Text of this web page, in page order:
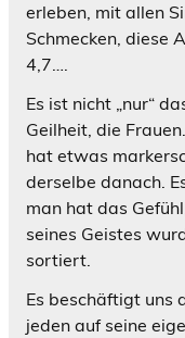
erleben, mit allen
Schmecken, diese
4,7….
Es ist nicht „nur“
Geilheit, die
hat etwas
derselbe danach.
man hat das
seines Geistes
sortiert.
Es beschäftigt uns
jeden auf seine